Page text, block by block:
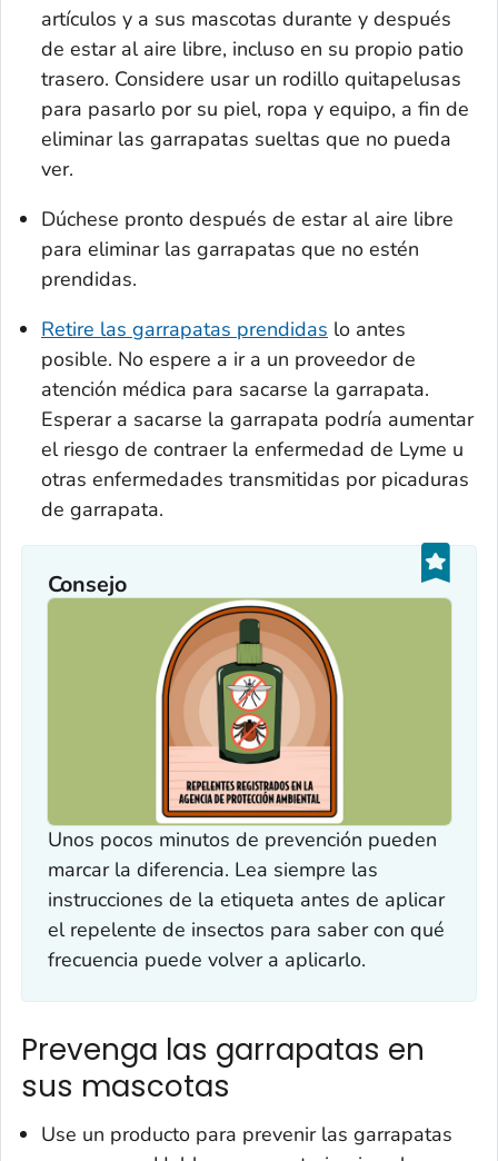
artículos y a sus mascotas durante y después
de estar al aire libre, incluso en su propio patio
trasero. Considere usar un rodillo quitapelusas
para pasarlo por su piel, ropa y equipo, a fin de
eliminar las garrapatas sueltas que no pueda
ver.
Dúchese pronto después de estar al aire libre
para eliminar las garrapatas que no estén
prendidas.
Retire las garrapatas prendidas lo antes
posible. No espere a ir a un proveedor de
atención médica para sacarse la garrapata.
Esperar a sacarse la garrapata podría aumentar
el riesgo de contraer la enfermedad de Lyme u
otras enfermedades transmitidas por picaduras
de garrapata.
Consejo
Unos pocos minutos de prevención pueden
marcar la diferencia. Lea siempre las
instrucciones de la etiqueta antes de aplicar
el repelente de insectos para saber con qué
frecuencia puede volver a aplicarlo.
Prevenga las garrapatas en
sus mascotas
Use un producto para prevenir las garrapatas